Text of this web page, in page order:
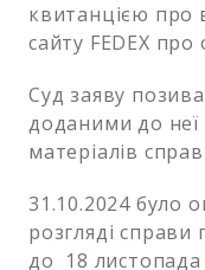
квитанцією про
сайту FEDEX
Суд заяву
доданими до
матеріалів
31.10.2024 було
розгляді справи
до 18 листопада